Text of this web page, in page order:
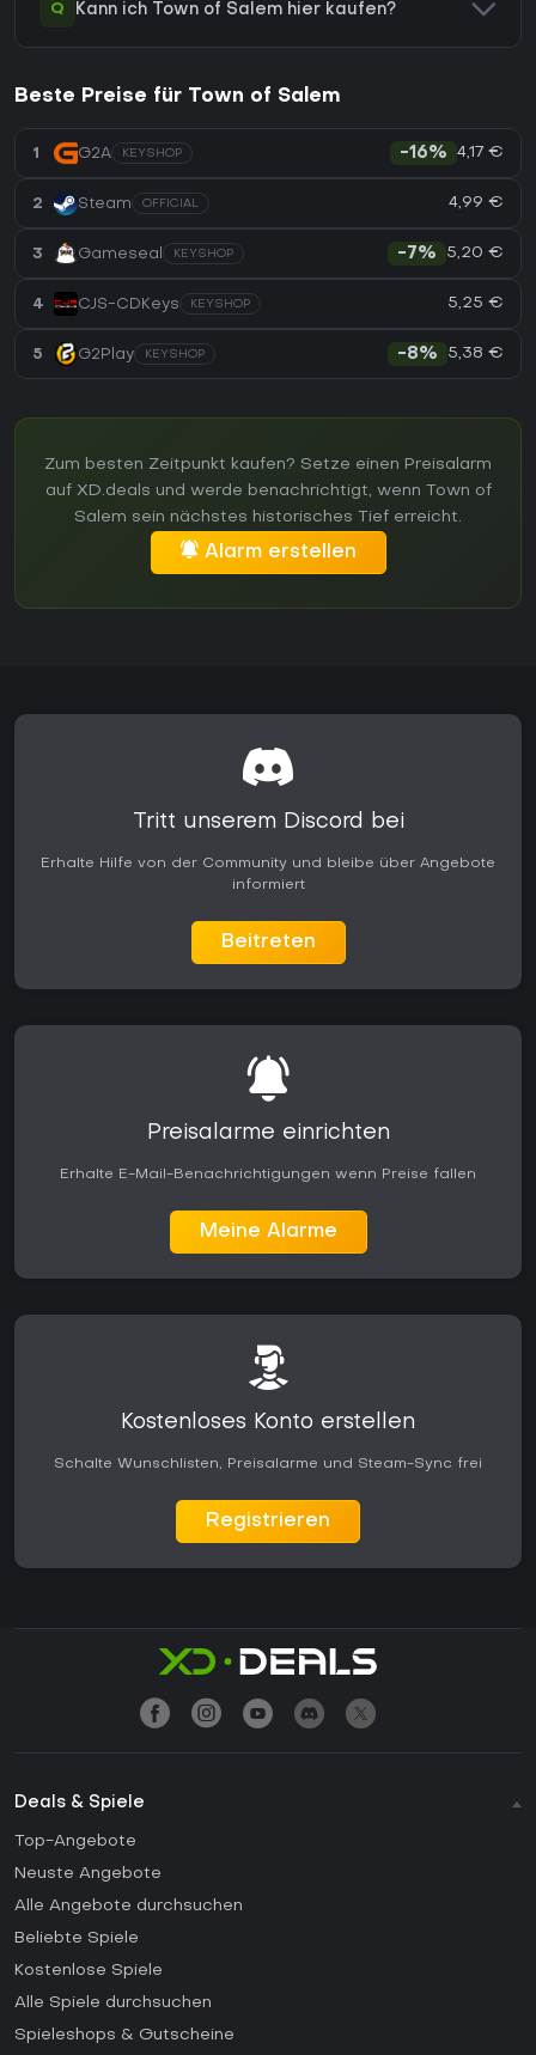
Q Kann ich Town of Salem hier kaufen?
Beste Preise für Town of Salem
1 G2A KEYSHOP -16% 4,17 €
2 Steam OFFICIAL 4,99 €
3 Gameseal KEYSHOP -7% 5,20 €
4 CJS-CDKeys KEYSHOP 5,25 €
5 G2Play KEYSHOP -8% 5,38 €
Zum besten Zeitpunkt kaufen? Setze einen Preisalarm
auf XD.deals und werde benachrichtigt, wenn Town of
Salem sein nächstes historisches Tief erreicht.
Alarm erstellen
Tritt unserem Discord bei
Erhalte Hilfe von der Community und bleibe über Angebote
informiert
Beitreten
Preisalarme einrichten
Erhalte E-Mail-Benachrichtigungen wenn Preise fallen
Meine Alarme
Kostenloses Konto erstellen
Schalte Wunschlisten, Preisalarme und Steam-Sync frei
Registrieren
Deals & Spiele
Top-Angebote
Neuste Angebote
Alle Angebote durchsuchen
Beliebte Spiele
Kostenlose Spiele
Alle Spiele durchsuchen
Spieleshops & Gutscheine